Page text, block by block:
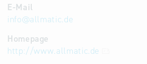
E-Mail
info@allmatic.de
Homepage
http://www.allmatic.de